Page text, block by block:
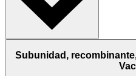
Subunidad,